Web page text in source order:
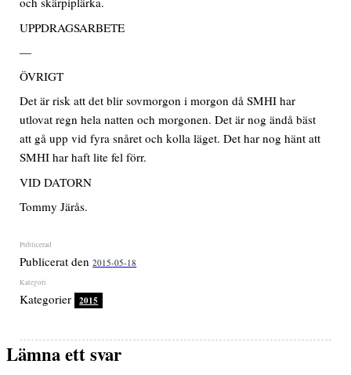
UPPDRAGSARBETE
—
ÖVRIGT
Det är risk att det blir sovmorgon i morgon då SMHI har
utlovat regn hela natten och morgonen. Det är nog ändå bäst
att gå upp vid fyra snåret och kolla läget. Det har nog hänt att
SMHI har haft lite fel förr.
VID DATORN
Tommy Järås.
Publicerat den2015-05-18
Kategorier 2015
Lämna ett svar